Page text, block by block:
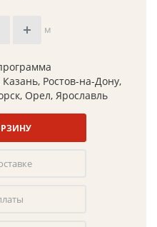
м
Ростов-на-Дону,
Орел, Ярославль